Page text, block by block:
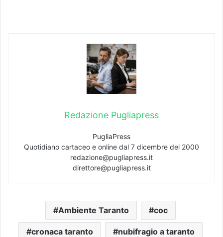
Redazione Pugliapress
PugliaPress
Quotidiano cartaceo e online dal 7 dicembre del 2000
redazione@pugliapress.it
direttore@pugliapress.it
Ambiente Taranto coc
cronaca taranto nubifragio a taranto